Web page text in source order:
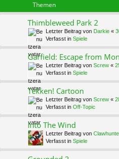
Themen
Thimbleweed Park 2
Letzter Beitrag von Darkie «
Verfasst in Spiele
Garfield: Escape from
Letzter Beitrag von Screw «
Verfasst in Spiele
Tekken! Cartoon
Letzter Beitrag von Screw «
Verfasst in Off-Topic
Into The Wind
Letzter Beitrag von
Verfasst in Spiele